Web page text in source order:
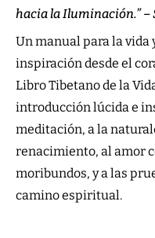
hacia la Iluminación.” –
Un manual para la vida
inspiración desde el
Libro Tibetano de la
introducción lúcida e
meditación, a la
renacimiento, al amor
moribundos, y a las
camino espiritual.